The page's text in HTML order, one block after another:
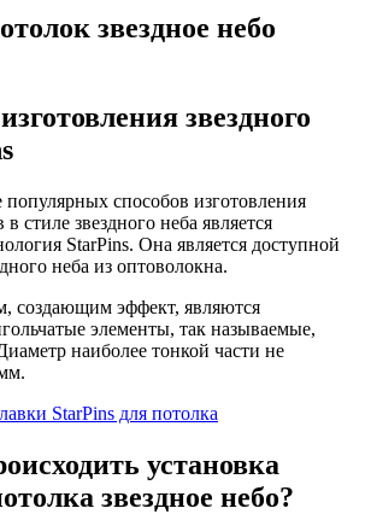
звездное небо
звездного
способов изготовления
стиле звездного неба является
StarPins. Она является доступной
неба из оптоволокна.
создающим эффект, являются
элементы, так называемые,
наиболее тонкой части не
установка
звездное небо?